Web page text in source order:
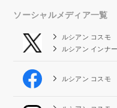
ソーシャルメディア一覧
ルシアン コスモ
ルシアン インナ
ルシアン コスモ